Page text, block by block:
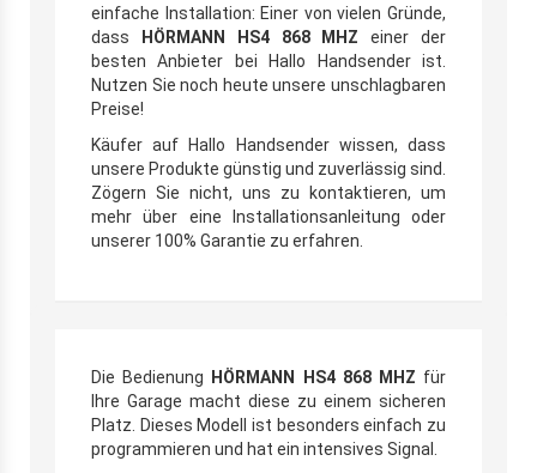
einfache Installation: Einer von vielen Gründe,
dass HÖRMANN HS4 868 MHZ einer der
besten Anbieter bei Hallo Handsender ist.
Nutzen Sie noch heute unsere unschlagbaren
Preise!
Käufer auf Hallo Handsender wissen, dass
unsere Produkte günstig und zuverlässig sind.
Zögern Sie nicht, uns zu kontaktieren, um
mehr über eine Installationsanleitung oder
unserer 100% Garantie zu erfahren.
Die Bedienung HÖRMANN HS4 868 MHZ für
Ihre Garage macht diese zu einem sicheren
Platz. Dieses Modell ist besonders einfach zu
programmieren und hat ein intensives Signal.